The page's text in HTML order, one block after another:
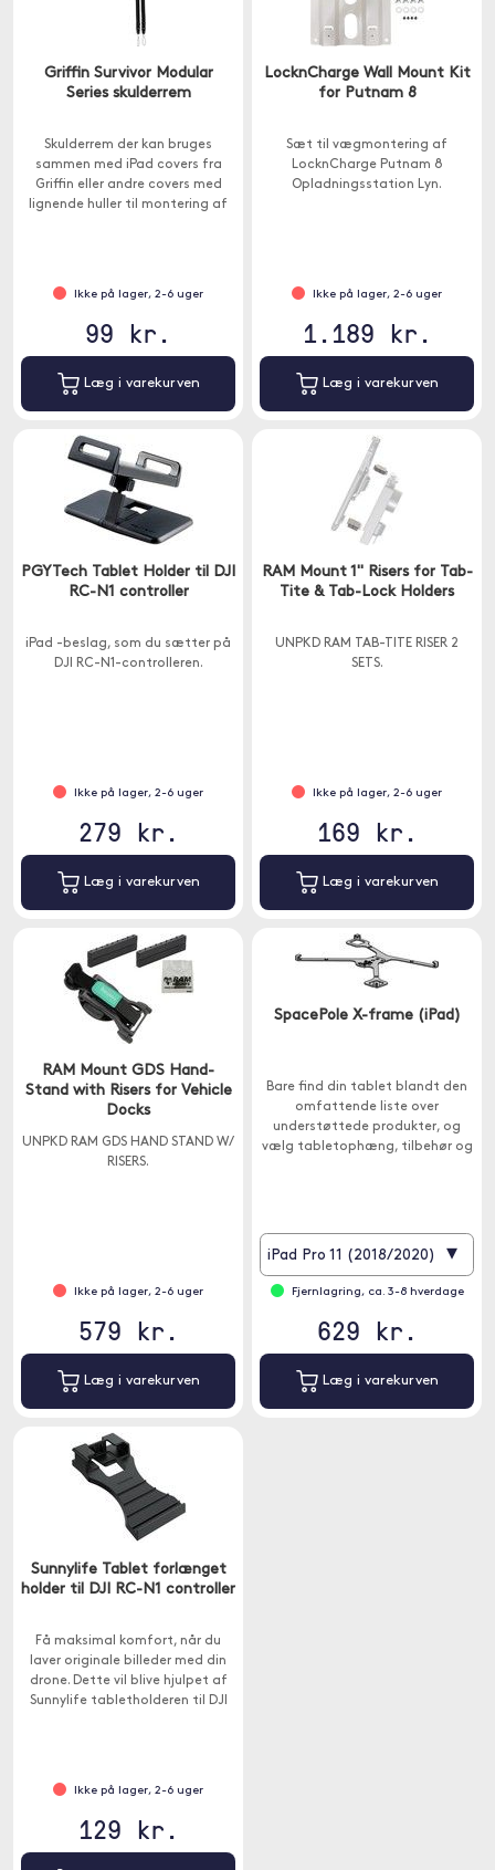
Griffin Survivor Modular
Series skulderrem
Skulderrem der kan bruges
sammen med iPad covers fra
Griffin eller andre covers med
lignende huller til montering af
Ikke på lager, 2-6 uger
99 kr.
Læg i varekurven
LocknCharge Wall Mount Kit
for Putnam 8
Sæt til vægmontering af
LocknCharge Putnam 8
Opladningsstation Lyn.
Ikke på lager, 2-6 uger
1.189 kr.
Læg i varekurven
PGYTech Tablet Holder til DJI
RC-N1 controller
iPad -beslag, som du sætter på
DJI RC-N1-controlleren.
Ikke på lager, 2-6 uger
279 kr.
Læg i varekurven
RAM Mount 1" Risers for Tab-
Tite & Tab-Lock Holders
UNPKD RAM TAB-TITE RISER 2
SETS.
Ikke på lager, 2-6 uger
169 kr.
Læg i varekurven
RAM Mount GDS Hand-
Stand with Risers for Vehicle
Docks
UNPKD RAM GDS HAND STAND W/
RISERS.
Ikke på lager, 2-6 uger
579 kr.
Læg i varekurven
SpacePole X-frame (iPad)
Bare find din tablet blandt den
omfattende liste over
understøttede produkter, og
vælg tabletophæng, tilbehør og
iPad Pro 11 (2018/2020) ▾
Fjernlagring, ca. 3-8 hverdage
629 kr.
Læg i varekurven
Sunnylife Tablet forlænget
holder til DJI RC-N1 controller
Få maksimal komfort, når du
laver originale billeder med din
drone. Dette vil blive hjulpet af
Sunnylife tabletholderen til DJI
Ikke på lager, 2-6 uger
129 kr.